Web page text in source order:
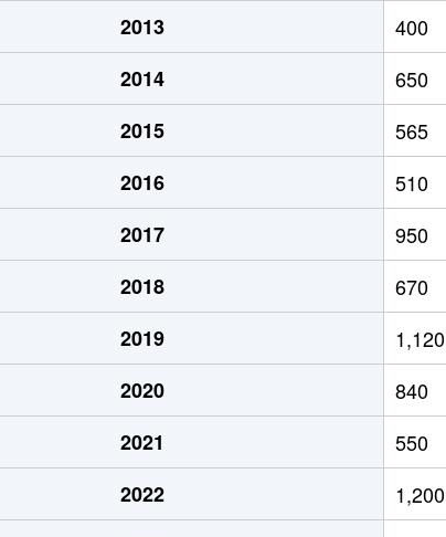
2013
400
2014
650
2015
565
2016
510
2017
950
2018
670
2019
1,120
2020
840
2021
550
2022
1,200